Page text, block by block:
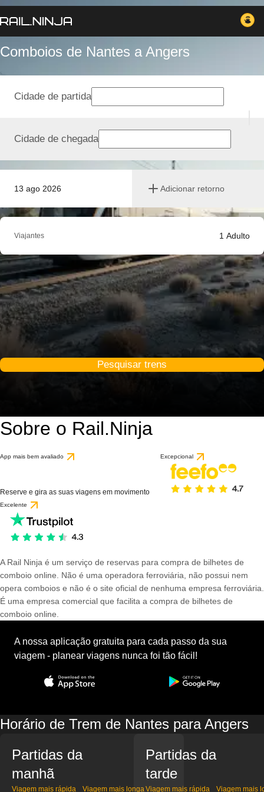
Comboios de Nantes a Angers
13 ago 2026 Adicionar retorno
Cidade de partida
Cidade de chegada
Viajantes 1 Adulto
Pesquisar trens
Sobre o Rail.Ninja
App mais bem avaliado
Reserve e gira as suas viagens em movimento
Excepcional
Excelente
A Rail Ninja é um serviço de reservas para compra de bilhetes de
comboio online. Não é uma operadora ferroviária, não possui nem
opera comboios e não é o site oficial de nenhuma empresa ferroviária.
É uma empresa comercial que facilita a compra de bilhetes de
comboio online.
A nossa aplicação gratuita para cada passo da sua
viagem - planear viagens nunca foi tão fácil!
Horário de Trem de Nantes para Angers
Partidas da
manhã
Viagem mais rápida Viagem mais longa
Partidas da
tarde
Viagem mais rápida Viagem mais